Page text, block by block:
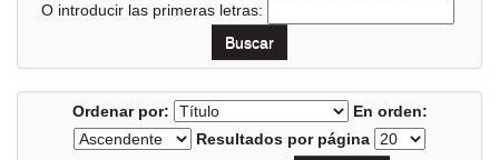
O introducir las primeras letras:
Ordenar por:
En orden:
Resultados por página